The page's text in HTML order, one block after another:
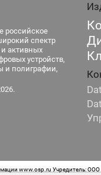
российское
спектр
активных
устройств,
и полиграфии,
www.osp.ru Учредитель: